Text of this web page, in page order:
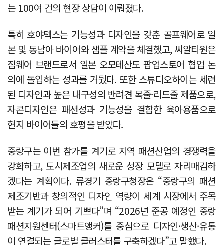
는 100여 건의 현장 상담이 이뤄졌다.
특히 호야텍스는 기능성과 디자인을 갖춘 골프웨어로 일
본 및 동남아 바이어와 샘플 계약을 체결했고, 씨알티원은
짐웨어 브랜드로서 일본 오모테산도 팝업스토어 협업 논
의에 돌입하는 성과를 거뒀다. 또한 스튜디오하이는 세련
된 디자인과 높은 내구성의 반려견 목줄·리드줄 제품으로,
자콘디자인은 패션성과 기능성을 결합한 육아용품으로
현지 바이어들의 호평을 받았다.
중랑구는 이번 참가를 계기로 지역 패션산업의 경쟁력을
강화하고, 도시제조업의 새로운 성장 모델로 자리매김하
겠다는 계획이다. 류경기 중랑구청장은 “중랑구의 패션
제조기반과 창의적인 디자인 역량이 세계 시장에서 주목
받는 계기가 되어 기쁘다”며 “2026년 준공 예정인 중랑
패션지원센터(스마트앵커)를 중심으로 디자인·생산·유통
이 연결되는 글로벌 클러스터를 구축하겠다”고 말했다.